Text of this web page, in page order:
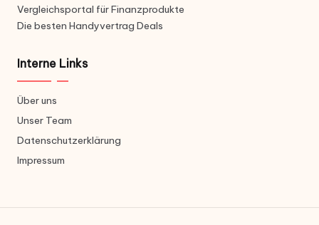
Vergleichsportal für Finanzprodukte
Die besten Handyvertrag Deals
Interne Links
Über uns
Unser Team
Datenschutzerklärung
Impressum